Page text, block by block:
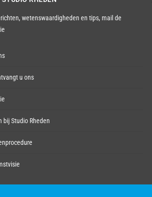
wetenswaardigheden en tips, mail de
u ons
bij Studio Rheden